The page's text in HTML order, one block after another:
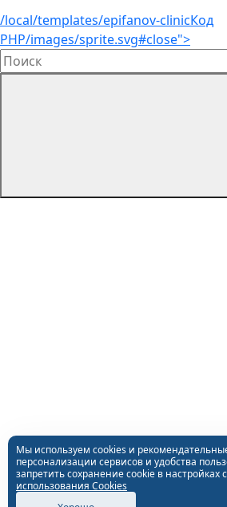
/local/templates/epifanov-clinicКод
PHP/images/sprite.svg#close">
Мы используем cookies и
персонализации сервисов и удобства
запретить сохранение cookie в настройках
использования Cookies